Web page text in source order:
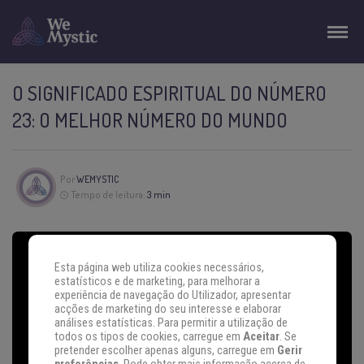
O SIGNIFICADO ESPIRITUAL DO NÚMERO
23: O MELHOR NÚMERO DO MUNDO
PorWEMYSTIC
Tempo de leitura: 3 min
Esta página web utiliza cookies necessários,
estatísticos e de marketing, para melhorar a
experiência de navegação do Utilizador, apresentar
acções de marketing do seu interesse e elaborar
análises estatísticas. Para permitir a utilização de
todos os tipos de cookies, carregue em Aceitar. Se
pretender escolher apenas alguns, carregue em Gerir